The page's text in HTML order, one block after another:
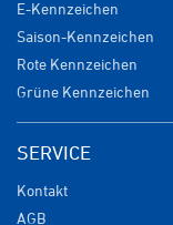
E-Kennzeichen
Saison-Kennzeichen
Rote Kennzeichen
Grüne Kennzeichen
SERVICE
Kontakt
AGB